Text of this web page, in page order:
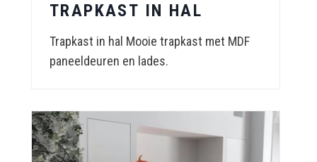
TRAPKAST IN HAL
Trapkast in hal Mooie trapkast met MDF
paneeldeuren en lades.